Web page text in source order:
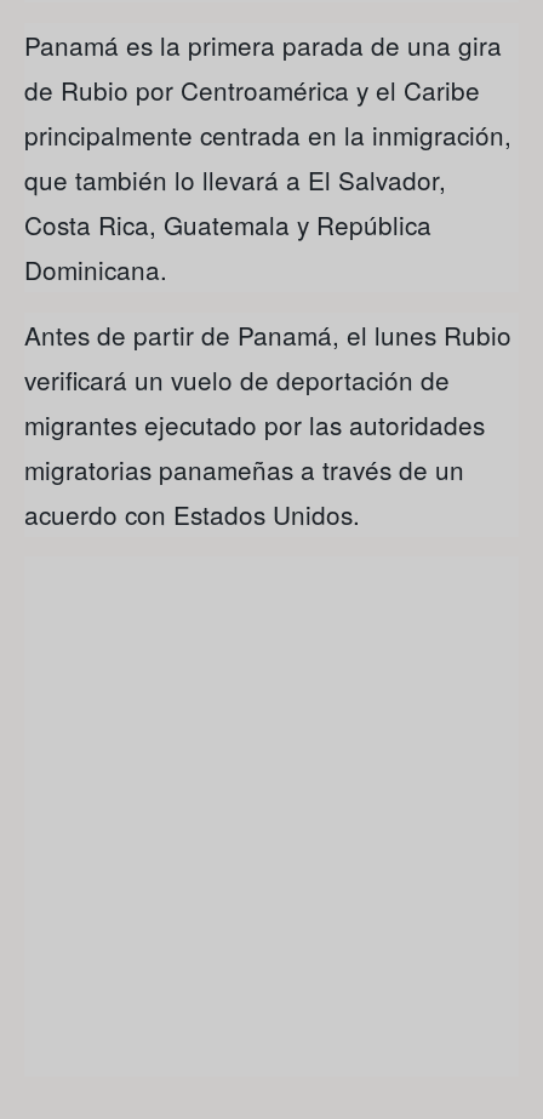
Panamá es la primera parada de una gira
de Rubio por Centroamérica y el Caribe
principalmente centrada en la inmigración,
que también lo llevará a El Salvador,
Costa Rica, Guatemala y República
Dominicana.
Antes de partir de Panamá, el lunes Rubio
verificará un vuelo de deportación de
migrantes ejecutado por las autoridades
migratorias panameñas a través de un
acuerdo con Estados Unidos.